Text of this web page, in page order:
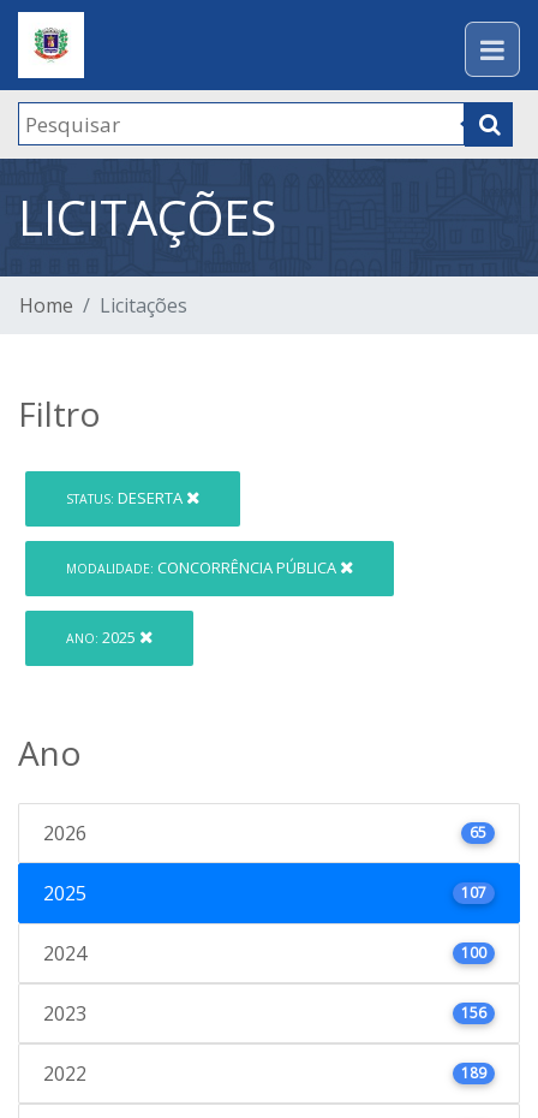
LICITAÇÕES
Home Licitações
Filtro
STATUS: DESERTA
MODALIDADE: CONCORRÊNCIA PÚBLICA
ANO: 2025
Ano
2026 65
2025 107
2024 100
2023 156
2022 189